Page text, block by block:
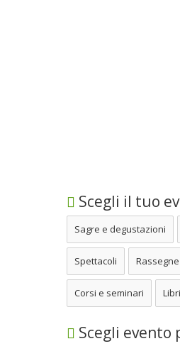
Scegli il tuo
Sagre e degustazioni
Spettacoli Rassegne
Corsi e seminari Libri
Scegli evento